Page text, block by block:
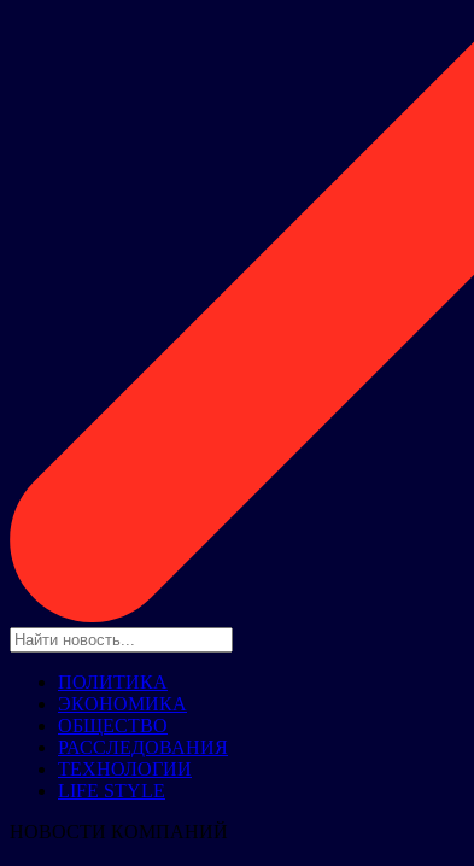
ПОЛИТИКА
ЭКОНОМИКА
ОБЩЕСТВО
РАССЛЕДОВАНИЯ
ТЕХНОЛОГИИ
LIFE STYLE
НОВОСТИ КОМПАНИЙ